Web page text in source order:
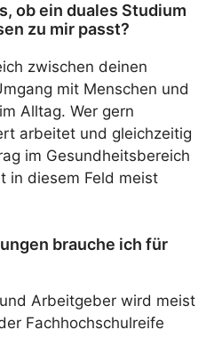
ob ein duales Studium
zu mir passt?
zwischen deinen
mit Menschen und
Alltag. Wer gern
arbeitet und gleichzeitig
im Gesundheitsbereich
in diesem Feld meist
brauche ich für
Arbeitgeber wird meist
Fachhochschulreife